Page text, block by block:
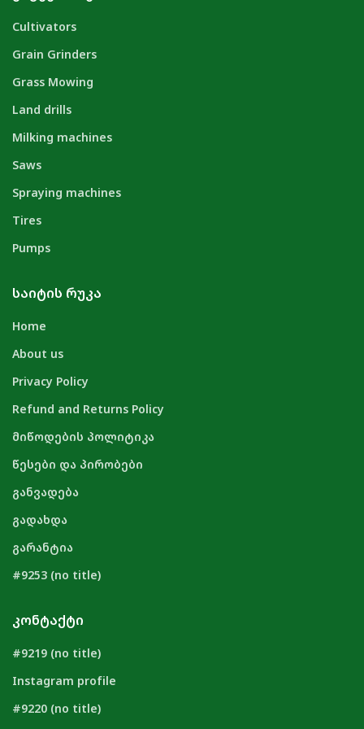
Cultivators
Grain Grinders
Grass Mowing
Land drills
Milking machines
Saws
Spraying machines
Tires
Pumps
ᲡᲐᲘᲢᲘᲡ ᲠᲣᲙᲐ
Home
About us
Privacy Policy
Refund and Returns Policy
მიწოდების პოლიტიკა
წესები და პირობები
განვადება
გადახდა
გარანტია
#9253 (no title)
ᲙᲝᲜᲢᲐᲥᲢᲘ
#9219 (no title)
Instagram profile
#9220 (no title)